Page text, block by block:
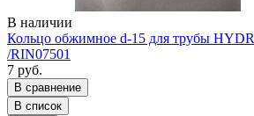
В наличии
Кольцо обжимное d-15 для трубы
/RIN07501
7 руб.
В сравнение
В список